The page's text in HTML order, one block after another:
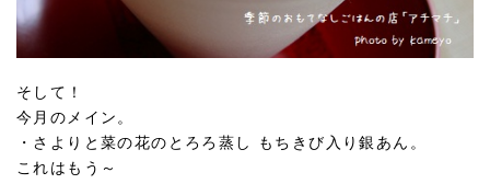
そして！
今月のメイン。
・さよりと菜の花のとろろ蒸し もちきび入り銀あん。
これはもう～